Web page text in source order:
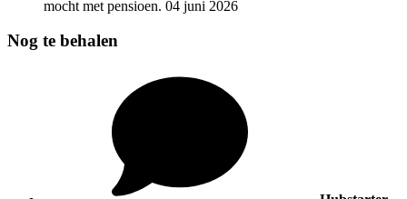
mocht met pensioen. 04 juni 2026
Nog te behalen